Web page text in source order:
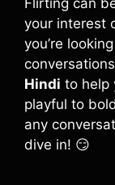
your interest
you’re
Hindi to help
playful to
any
dive in! 😏